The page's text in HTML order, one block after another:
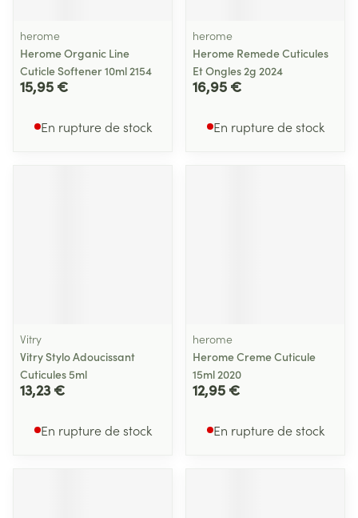
herome
Herome Organic Line
Cuticle Softener 10ml 2154
15,95 €
En rupture de stock
herome
Herome Remede Cuticules
Et Ongles 2g 2024
16,95 €
En rupture de stock
Vitry
Vitry Stylo Adoucissant
Cuticules 5ml
13,23 €
En rupture de stock
herome
Herome Creme Cuticule
15ml 2020
12,95 €
En rupture de stock